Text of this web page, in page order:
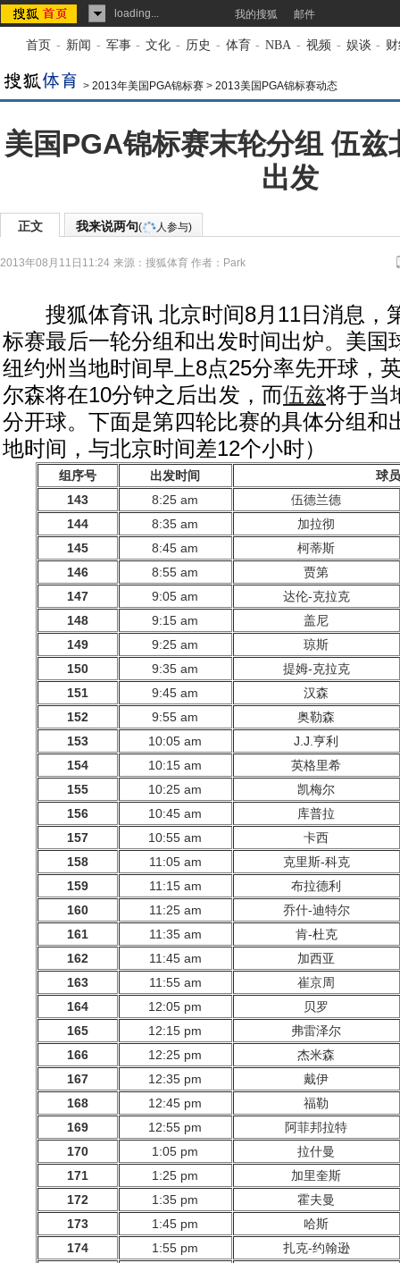
loading... 我的搜狐 邮件
首页 - 新闻 - 军事 - 文化 - 历史 - 体育 - NBA - 视频 - 娱谈 -
> 2013年美国PGA锦标赛 > 2013美国PGA锦标赛动态
美国PGA锦标赛末轮分组 伍兹
出发
正文 我来说两句( 人参与)
2013年08月11日11:24 来源： 搜狐体育 作者：Park
搜狐体育讯 北京时间8月11日消息，
标赛最后一轮分组和出发时间出炉。美国
纽约州当地时间早上8点25分率先开球，
尔森将在10分钟之后出发，而伍兹将于当
分开球。下面是第四轮比赛的具体分组和
地时间，与北京时间差12个小时）
组序号 出发时间
球员
143
8:25 am
伍德兰德
144
8:35 am
加拉彻
145
8:45 am
柯蒂斯
146
8:55 am
贾第
147
9:05 am
达伦-克拉克
148
9:15 am
盖尼
149
9:25 am
琼斯
150
9:35 am
提姆-克拉克
151
9:45 am
汉森
152
9:55 am
奥勒森
153
10:05 am
J.J.亨利
154
10:15 am
英格里希
155
10:25 am
凯梅尔
156
10:45 am
库普拉
157
10:55 am
卡西
158
11:05 am
克里斯-科克
159
11:15 am
布拉德利
160
11:25 am
乔什-迪特尔
161
11:35 am
肯-杜克
162
11:45 am
加西亚
163
11:55 am
崔京周
164
12:05 pm
贝罗
165
12:15 pm
弗雷泽尔
166
12:25 pm
杰米森
167
12:35 pm
戴伊
168
12:45 pm
福勒
169
12:55 pm
阿菲邦拉特
170
1:05 pm
拉什曼
171
1:25 pm
加里奎斯
172
1:35 pm
霍夫曼
173
1:45 pm
哈斯
174
1:55 pm
扎克-约翰逊